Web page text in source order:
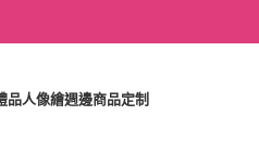
品人像繪週邊商品定制